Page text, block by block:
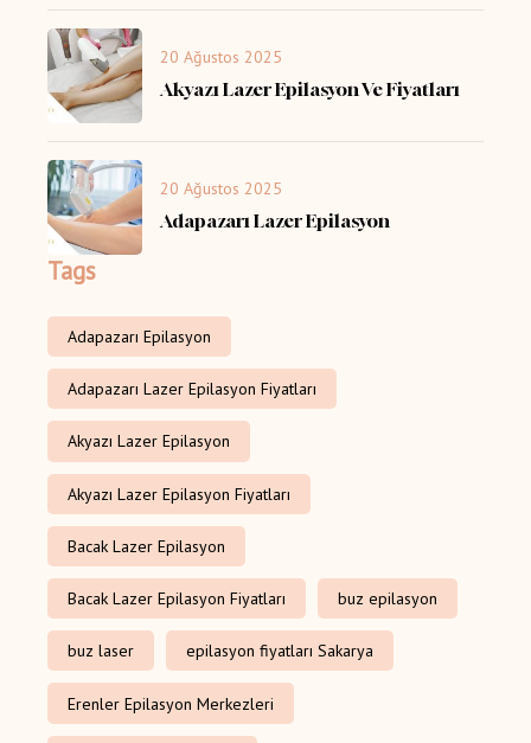
20 Ağustos 2025
Akyazı Lazer Epilasyon Ve Fiyatları
20 Ağustos 2025
Adapazarı Lazer Epilasyon
Tags
Adapazarı Epilasyon
Adapazarı Lazer Epilasyon Fiyatları
Akyazı Lazer Epilasyon
Akyazı Lazer Epilasyon Fiyatları
Bacak Lazer Epilasyon
Bacak Lazer Epilasyon Fiyatları buz epilasyon
buz laser epilasyon fiyatları Sakarya
Erenler Epilasyon Merkezleri